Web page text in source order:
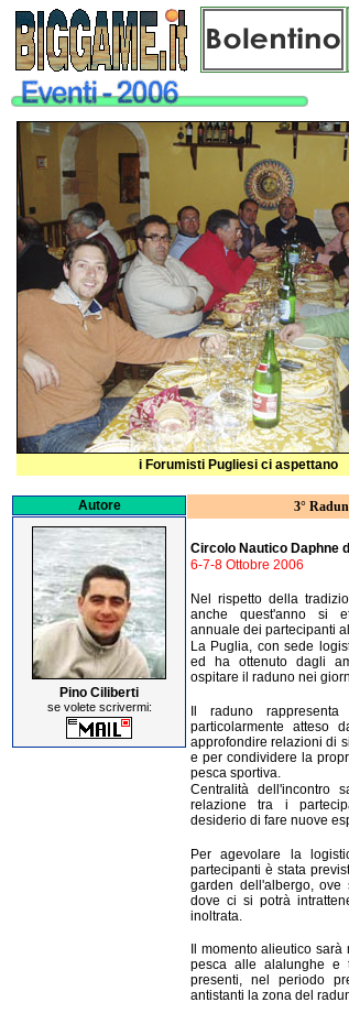
Autore
Pino Ciliberti
se volete scrivermi:
3°
Circolo Nautico Daphne
6-7-8 Ottobre 2006
Nel rispetto della
anche quest'anno si
annuale dei partecipanti
La Puglia, con sede
ed ha ottenuto dagli
ospitare il raduno nei
Il raduno rappresenta
particolarmente atteso
approfondire relazioni di
e per condividere la
pesca sportiva.
Centralità dell'incontro
relazione tra i
desiderio di fare nuove
Per agevolare la
partecipanti è stata
garden dell'albergo, ove
dove ci si potrà
inoltrata.
Il momento alieutico
pesca alle alalunghe e
presenti, nel periodo
antistanti la zona del
i Forumisti Pugliesi ci aspettano